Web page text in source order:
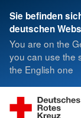
Sie befinden
deutschen
You are on the
you can use the
the English one